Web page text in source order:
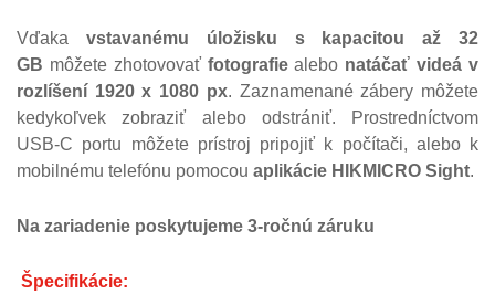
Vďaka vstavanému úložisku
s kapacitou až 32
GB môžete zhotovovať fotografiealebo natáčať videá v
rozlíšení 1920 x 1080 px. Zaznamenané zábery môžete
kedykoľvek zobraziť alebo odstrániť. Prostredníctvom
USB-C portu môžete prístroj pripojiť k počítači, alebo k
mobilnému telefónu pomocou aplikácie HIKMICRO Sight.
Na zariadenie poskytujeme 3-ročnú záruku
Špecifikácie: